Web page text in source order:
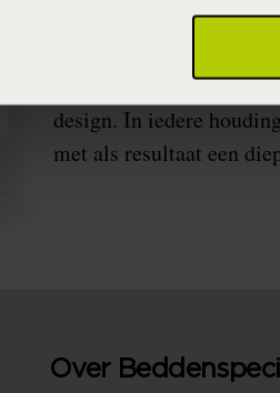
Swissflex staat al 60
topkwaliteit. In de
technische expertise
design. In iedere
met als resultaat een
Over